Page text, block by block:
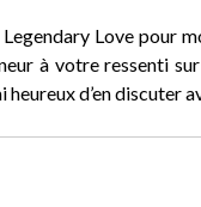
Love pour
à votre ressenti
d’en discuter